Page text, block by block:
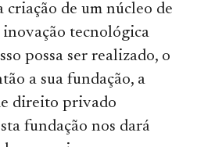
criação de um núcleo de
tecnológica
possa ser realizado, o
a sua fundação, a
direito privado
fundação nos dará